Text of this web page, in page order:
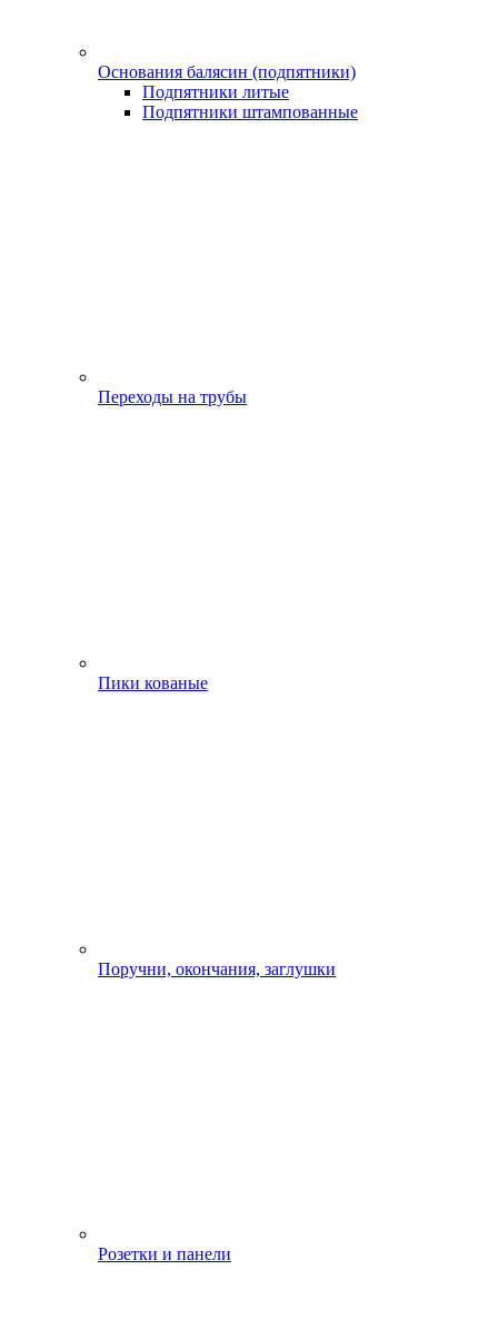
Основания балясин (подпятники)
Подпятники литые
Подпятники штампованные
Переходы на трубы
Пики кованые
Поручни, окончания, заглушки
Розетки и панели